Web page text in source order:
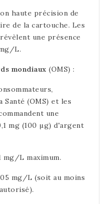
haute précision de
de la cartouche. Les
une présence
L.
mondiaux (OMS) :
Santé (OMS) et les
une
mg (100 µg) d'argent
L maximum.
mg/L (soit au moins